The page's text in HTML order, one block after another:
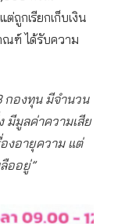
ถูกเรียกเก็บเงิน
ณฑ์ ได้รับความ
กองทุน มีจำนวน
มีมูลค่าความเสีย
งอายุความ แต่
ออยู่”